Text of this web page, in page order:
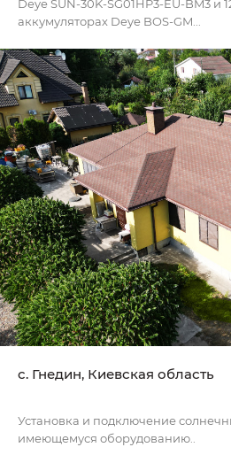
Deye SUN-30K-SG01HP3-EU-BM3 и
аккумуляторах Deye BOS-GM...
c. Гнедин, Киевская область
Установка и подключение
имеющемуся оборудованию..